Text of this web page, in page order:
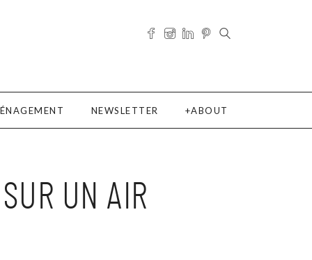
NEWSLETTER ABOUT
UN AIR